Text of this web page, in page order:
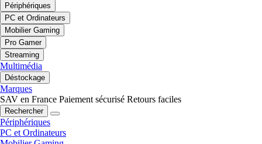
Périphériques
PC et Ordinateurs
Mobilier Gaming
Pro Gamer
Streaming
Multimédia
Déstockage
Marques
SAV en France Paiement sécurisé Retours faciles
Rechercher
Périphériques
PC et Ordinateurs